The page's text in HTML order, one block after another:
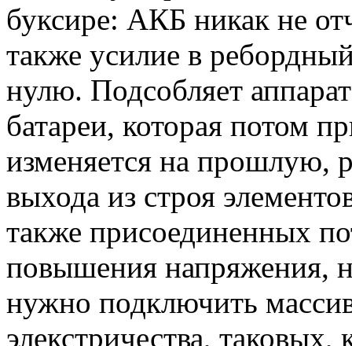
буксире: АКБ никак не
также усилие в
нулю. Подсобляет
батареи, которая потом
изменяется на прошлую,
выхода из строя
также присоединенных
повышения напряжения,
нужно подключить
элекстричества, таковых,